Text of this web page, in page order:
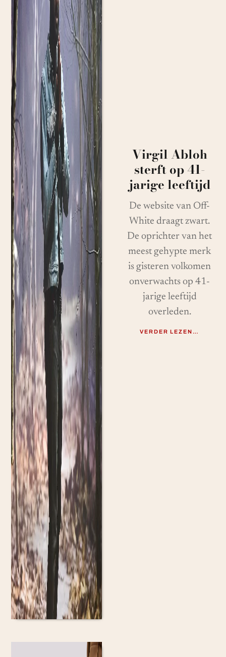
Virgil Abloh
sterft op 41-
jarige leeftijd
De website van Off-
White draagt ​​zwart.
De oprichter van het
meest gehypte merk
is gisteren volkomen
onverwachts op 41-
jarige leeftijd
overleden.
VERDER LEZEN…